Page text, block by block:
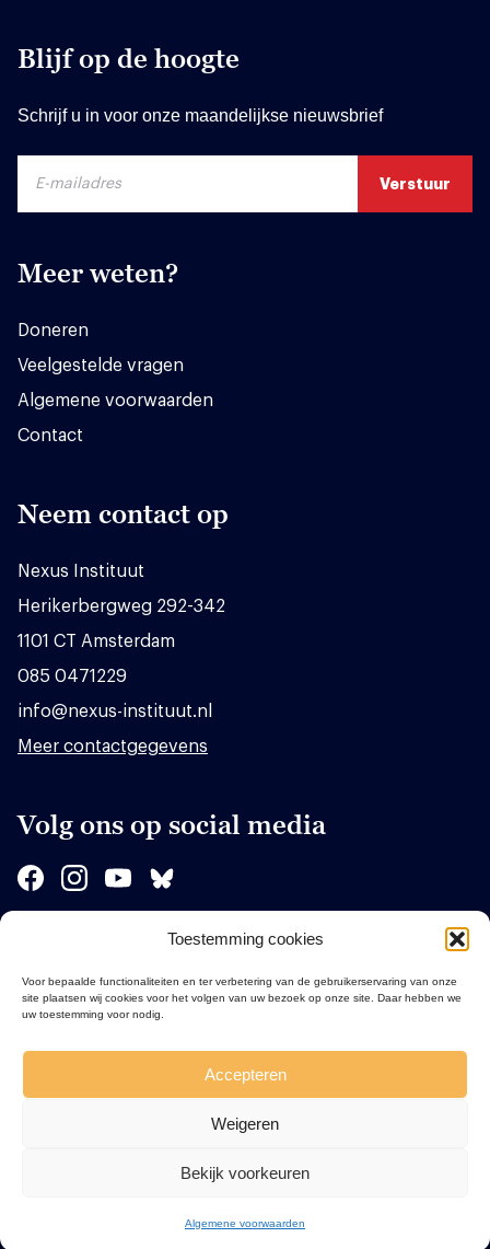
Toestemming cookies
Voor bepaalde functionaliteiten en ter verbetering van de gebruikerservaring van onze
site plaatsen wij cookies voor het volgen van uw bezoek op onze site. Daar hebben we
uw toestemming voor nodig.
Accepteren
Weigeren
Bekijk voorkeuren
Algemene voorwaarden
Blijf op de hoogte
Schrijf u in voor onze maandelijkse nieuwsbrief
Meer weten?
Doneren
Veelgestelde vragen
Algemene voorwaarden
Contact
Neem contact op
Nexus Instituut
Herikerbergweg 292-342
1101 CT Amsterdam
085 0471229
info@nexus-instituut.nl
Meer contactgegevens
Volg ons op social media